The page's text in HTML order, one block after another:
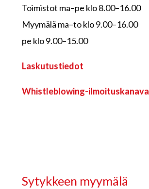
Toimistot ma–pe klo 8.00–16.00
Myymälä ma–to klo 9.00–16.00
pe klo 9.00–15.00
Laskutustiedot
Whistleblowing-ilmoituskanava
Sytykkeen myymälä